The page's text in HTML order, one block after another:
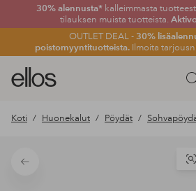
30% alennusta*kalleimmasta
tilauksen muista tuotteista.
OUTLET DEAL -30%
poistomyyntituotteista. Ilmoita
Ellos-
logo
siirry
Koti Huonekalut Pöydät
Takaisin